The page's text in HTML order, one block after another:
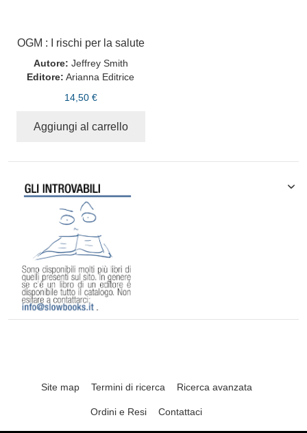
OGM : I rischi per la salute
Autore: Jeffrey Smith
Editore: Arianna Editrice
14,50 €
Aggiungi al carrello
Site map Termini di ricerca Ricerca avanzata
Ordini e Resi Contattaci